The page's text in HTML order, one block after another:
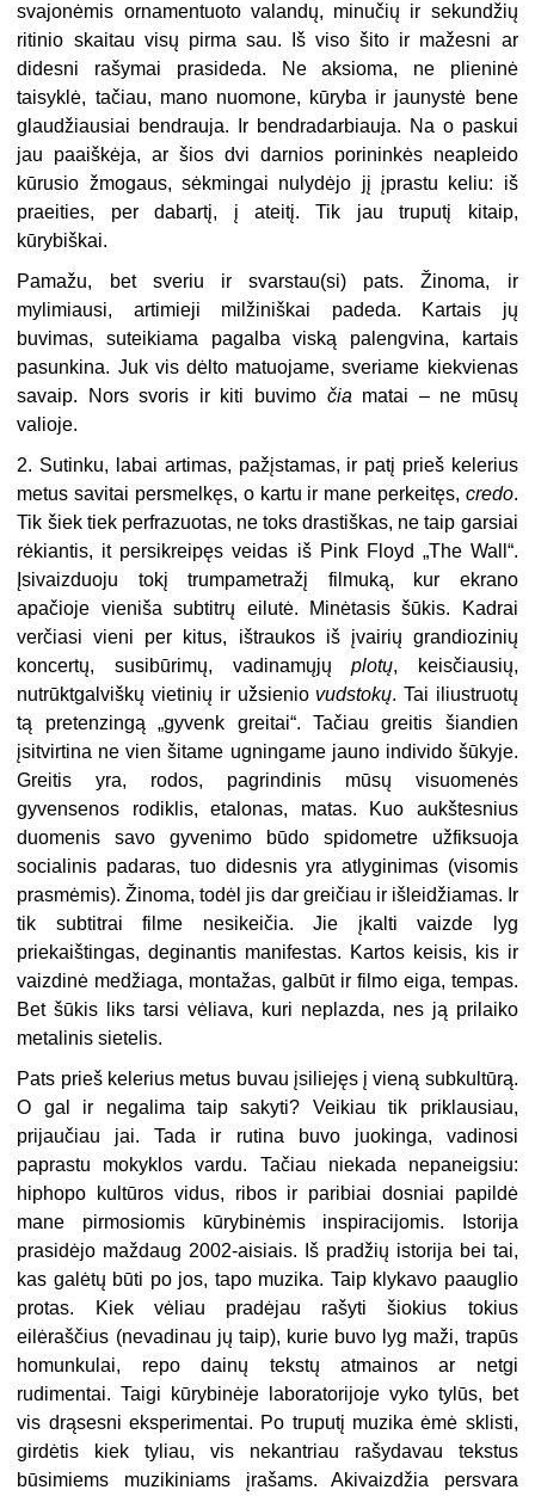
svajonėmis ornamentuoto valandų, minučių ir sekundžių
ritinio skaitau visų pirma sau. Iš viso šito ir mažesni ar
didesni rašymai prasideda. Ne aksioma, ne plieninė
taisyklė, tačiau, mano nuomone, kūryba ir jaunystė bene
glaudžiausiai bendrauja. Ir bendradarbiauja. Na o paskui
jau paaiškėja, ar šios dvi darnios porininkės neapleido
kūrusio žmogaus, sėkmingai nulydėjo jį įprastu keliu: iš
praeities, per dabartį, į ateitį. Tik jau truputį kitaip,
kūrybiškai.
Pamažu, bet sveriu ir svarstau(si) pats. Žinoma, ir
mylimiausi, artimieji milžiniškai padeda. Kartais jų
buvimas, suteikiama pagalba viską palengvina, kartais
pasunkina. Juk vis dėlto matuojame, sveriame kiekvienas
savaip. Nors svoris ir kiti buvimo čiamatai – ne mūsų
valioje.
2. Sutinku, labai artimas, pažįstamas, ir patį prieš kelerius
metus savitai persmelkęs, o kartu ir mane perkeitęs, credo.
Tik šiek tiek perfrazuotas, ne toks drastiškas, ne taip garsiai
rėkiantis, it persikreipęs veidas iš Pink Floyd „The Wall“.
Įsivaizduoju tokį trumpametražį filmuką, kur ekrano
apačioje vieniša subtitrų eilutė. Minėtasis šūkis. Kadrai
verčiasi vieni per kitus, ištraukos iš įvairių grandiozinių
koncertų, susibūrimų, vadinamųjųplotų, keisčiausių,
nutrūktgalviškų vietinių ir užsienio vudstokų. Tai iliustruotų
tą pretenzingą „gyvenk greitai“. Tačiau greitis šiandien
įsitvirtina ne vien šitame ugningame jauno individo šūkyje.
Greitis yra, rodos, pagrindinis mūsų visuomenės
gyvensenos rodiklis, etalonas, matas. Kuo aukštesnius
duomenis savo gyvenimo būdo spidometre užfiksuoja
socialinis padaras, tuo didesnis yra atlyginimas (visomis
prasmėmis). Žinoma, todėl jis dar greičiau ir išleidžiamas. Ir
tik subtitrai filme nesikeičia. Jie įkalti vaizde lyg
priekaištingas, deginantis manifestas. Kartos keisis, kis ir
vaizdinė medžiaga, montažas, galbūt ir filmo eiga, tempas.
Bet šūkis liks tarsi vėliava, kuri neplazda, nes ją prilaiko
metalinis sietelis.
Pats prieš kelerius metus buvau įsiliejęs į vieną subkultūrą.
O gal ir negalima taip sakyti? Veikiau tik priklausiau,
prijaučiau jai. Tada ir rutina buvo juokinga, vadinosi
paprastu mokyklos vardu. Tačiau niekada nepaneigsiu:
hiphopo kultūros vidus, ribos ir paribiai dosniai papildė
mane pirmosiomis kūrybinėmis inspiracijomis. Istorija
prasidėjo maždaug 2002-aisiais. Iš pradžių istorija bei tai,
kas galėtų būti po jos, tapo muzika. Taip klykavo paauglio
protas. Kiek vėliau pradėjau rašyti šiokius tokius
eilėraščius (nevadinau jų taip), kurie buvo lyg maži, trapūs
homunkulai, repo dainų tekstų atmainos ar netgi
rudimentai. Taigi kūrybinėje laboratorijoje vyko tylūs, bet
vis drąsesni eksperimentai. Po truputį muzika ėmė sklisti,
girdėtis kiek tyliau, vis nekantriau rašydavau tekstus
būsimiems muzikiniams įrašams. Akivaizdžia persvara